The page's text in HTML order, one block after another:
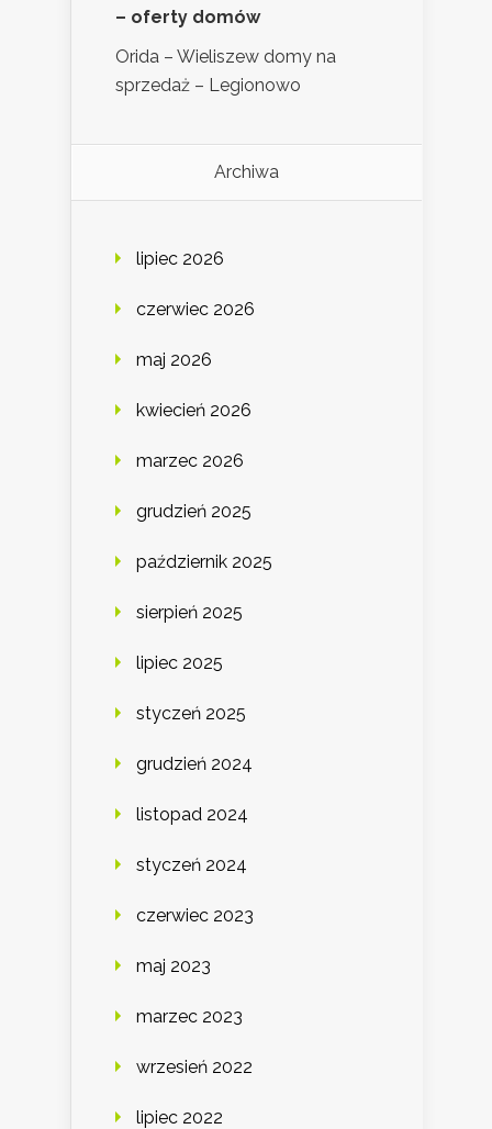
– oferty domów
Orida – Wieliszew domy na
sprzedaż – Legionowo
Archiwa
lipiec 2026
czerwiec 2026
maj 2026
kwiecień 2026
marzec 2026
grudzień 2025
październik 2025
sierpień 2025
lipiec 2025
styczeń 2025
grudzień 2024
listopad 2024
styczeń 2024
czerwiec 2023
maj 2023
marzec 2023
wrzesień 2022
lipiec 2022